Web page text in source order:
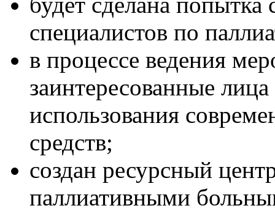
специалистов по
в процессе ведения
заинтересованные
использования
средств;
создан ресурсный
паллиативными